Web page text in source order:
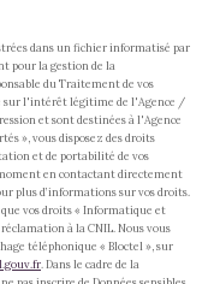
dans un fichier informatisé par
pour la gestion de la
du Traitement de vos
sur l'intérêt légitime de l'Agence /
et sont destinées à l'Agence
», vous disposez des droits
et de portabilité de vos
en contactant directement
plus d’informations sur vos droits.
vos droits « Informatique et
à la CNIL. Nous vous
téléphonique « Bloctel », sur
. Dans le cadre de la